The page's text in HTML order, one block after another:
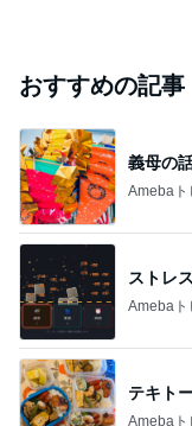
おすすめの記事
義母の
Amebaト
ストレ
Amebaト
テキト
Amebaト